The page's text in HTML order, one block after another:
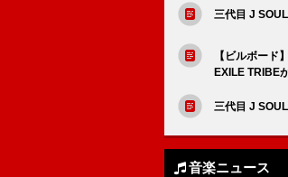
三代目 J
【ビルボー
EXILE TRIBE
三代目 J
音楽ニュース